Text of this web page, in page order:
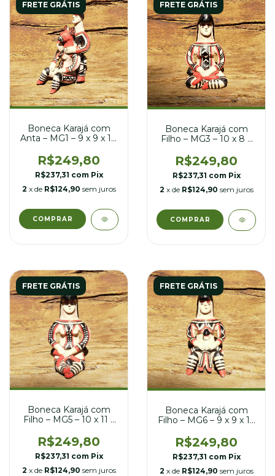
FRETE GRÁTIS
Boneca Karajá com
Anta – MG1 – 9 x 9 x 18
R$249,80
R$237,31 com Pix
2 x de R$124,90 sem juros
FRETE GRÁTIS
Boneca Karajá com
Filho – MG3 – 10 x 8 x
R$249,80
R$237,31 com Pix
2 x de R$124,90 sem juros
FRETE GRÁTIS
Boneca Karajá com
Filho – MG5 – 10 x 11 x
R$249,80
R$237,31 com Pix
2 x de R$124,90 sem juros
FRETE GRÁTIS
Boneca Karajá com
Filho – MG6 – 9 x 9 x 16
R$249,80
R$237,31 com Pix
2 x de R$124,90 sem juros